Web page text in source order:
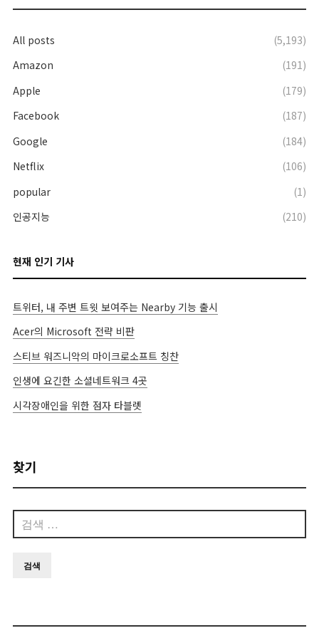
All posts
(5,193)
Amazon
(191)
Apple
(179)
Facebook
(187)
Google
(184)
Netflix
(106)
popular
(1)
인공지능
(210)
현재 인기 기사
트위터, 내 주변 트윗 보여주는 Nearby 기능 출시
Acer의 Microsoft 전략 비판
스티브 워즈니악의 마이크로소프트 칭찬
인생에 요긴한 소셜네트워크 4곳
시각장애인을 위한 점자 타블렛
찾기
색: